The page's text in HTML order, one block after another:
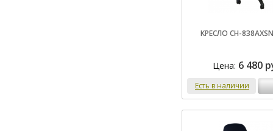
КРЕСЛО CH-
Цена: 6 480
Есть в наличии